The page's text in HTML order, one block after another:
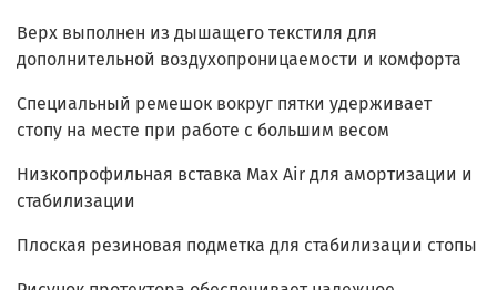
Верх выполнен из дышащего текстиля для
дополнительной воздухопроницаемости и комфорта
Специальный ремешок вокруг пятки удерживает
стопу на месте при работе с большим весом
Низкопрофильная вставка Max Air для амортизации и
стабилизации
Плоская резиновая подметка для стабилизации стопы